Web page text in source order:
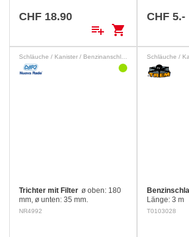
CHF 18.90
playlist_add shopping_cart
CHF 5.-
Schläuche / Kanister / Benzinanschlüsse
Trichter mit Filter ø oben: 180
mm, ø unten: 35 mm.
NR4992
Länge: 3 m
T0103028